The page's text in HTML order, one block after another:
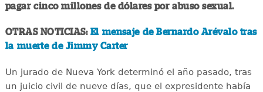
pagar cinco millones de dólares por abuso sexual.
OTRAS NOTICIAS: El mensaje de Bernardo Arévalo tras
la muerte de Jimmy Carter
Un jurado de Nueva York determinó el año pasado, tras
un juicio civil de nueve días, que el expresidente había